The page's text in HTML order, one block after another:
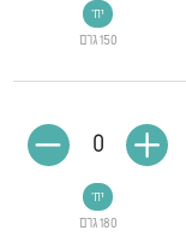
150 גרם
יח'
180 גרם
יח'
0